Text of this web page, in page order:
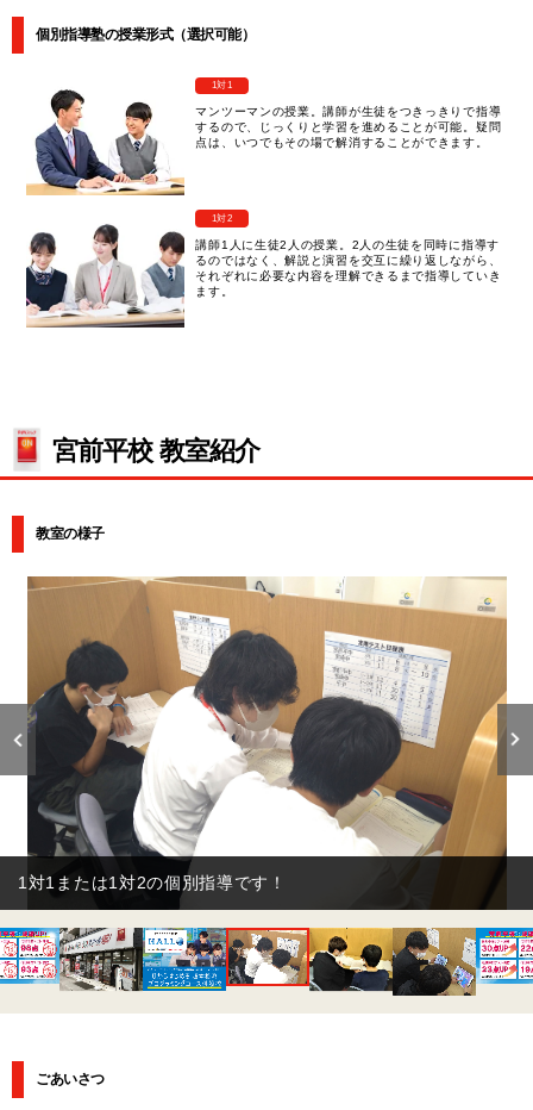
個別指導塾の授業形式（選択可能）
1対1
マンツーマンの授業。講師が生徒をつきっきりで指導
するので、じっくりと学習を進めることが可能。疑問
点は、いつでもその場で解消することができます。
1対2
講師1人に生徒2人の授業。2人の生徒を同時に指導す
るのではなく、解説と演習を交互に繰り返しながら、
それぞれに必要な内容を理解できるまで指導していき
ます。
宮前平校 教室紹介
教室の様子
一人ひとりに合わせて指導しています！
ごあいさつ